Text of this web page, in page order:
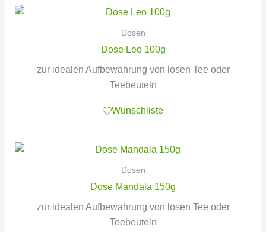
Dosen
Dose Leo 100g
zur idealen Aufbewahrung von losen Tee oder
Teebeuteln
Wunschliste
Dosen
Dose Mandala 150g
zur idealen Aufbewahrung von losen Tee oder
Teebeuteln